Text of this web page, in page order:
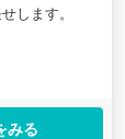
します。
みる